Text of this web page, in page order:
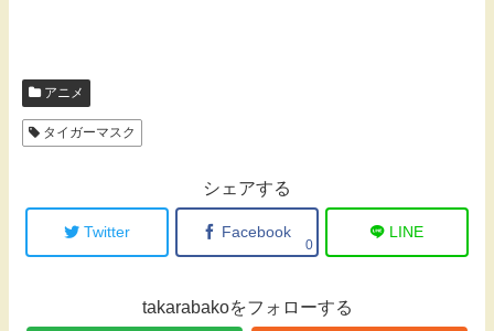
アニメ
タイガーマスク
シェアする
Twitter Facebook
0
LINE
takarabakoをフォローする